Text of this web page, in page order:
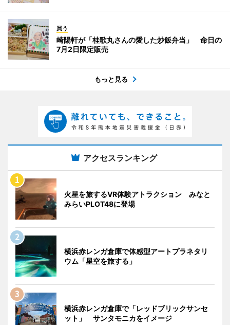
買う
崎陽軒が「桂歌丸さんの愛した炒飯弁当」 命日の
7月2日限定販売
もっと見る
アクセスランキング
火星を旅するVR体験アトラクション みなと
みらいPLOT48に登場
横浜赤レンガ倉庫で体感型アートプラネタリ
ウム「星空を旅する」
横浜赤レンガ倉庫で「レッドブリックサンセ
ット」 サンタモニカをイメージ